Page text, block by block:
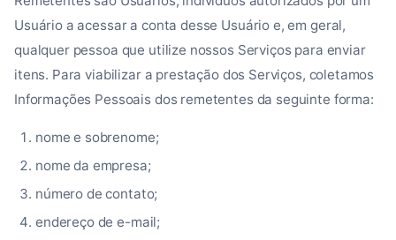
Usuário a acessar a conta desse Usuário e, em geral,
qualquer pessoa que utilize nossos Serviços para enviar
itens. Para viabilizar a prestação dos Serviços, coletamos
Informações Pessoais dos remetentes da seguinte forma:
nome e sobrenome;
nome da empresa;
número de contato;
endereço de e-mail;